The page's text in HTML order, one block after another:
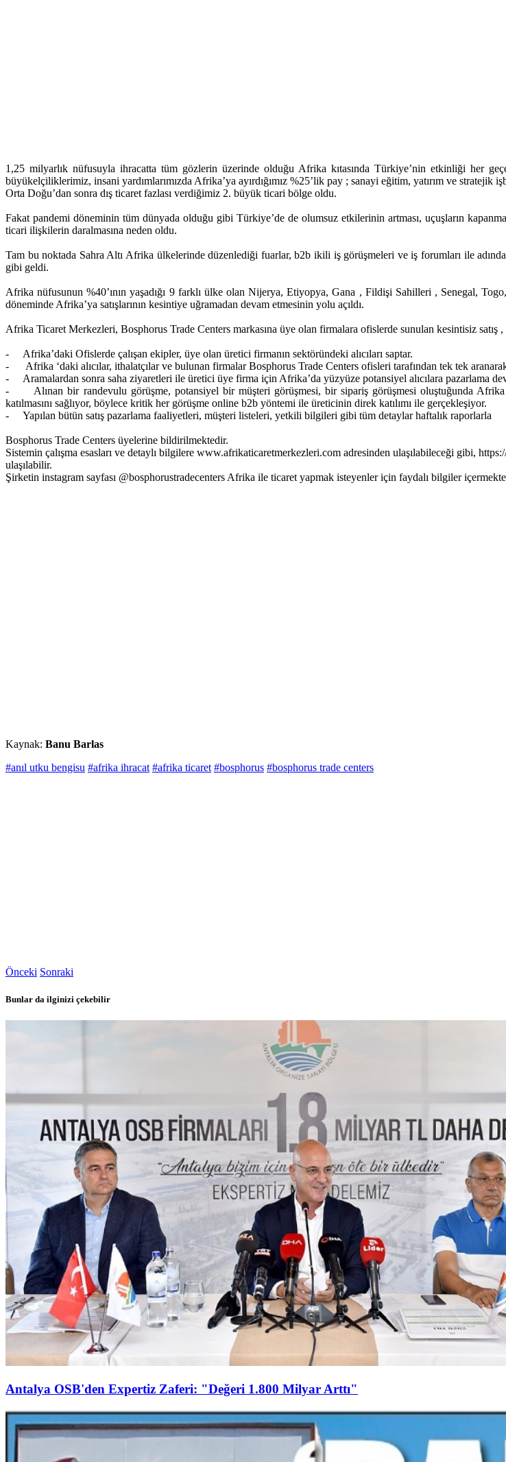
1,25 milyarlık nüfusuyla ihracatta tüm gözlerin üzerinde olduğu Afrika kıtasında Türkiye’nin etkinliği her
büyükelçiliklerimiz, insani yardımlarımızda Afrika’ya ayırdığımız %25’lik pay ; sanayi eğitim, yatırım ve
Orta Doğu’dan sonra dış ticaret fazlası verdiğimiz 2. büyük ticari bölge oldu.
Fakat pandemi döneminin tüm dünyada olduğu gibi Türkiye’de de olumsuz etkilerinin artması, uçuşların
ticari ilişkilerin daralmasına neden oldu.
Tam bu noktada Sahra Altı Afrika ülkelerinde düzenlediği fuarlar, b2b ikili iş görüşmeleri ve iş forumları ile
gibi geldi.
Afrika nüfusunun %40’ının yaşadığı 9 farklı ülke olan Nijerya, Etiyopya, Gana , Fildişi Sahilleri , Senegal,
döneminde Afrika’ya satışlarının kesintiye uğramadan devam etmesinin yolu açıldı.
Afrika Ticaret Merkezleri, Bosphorus Trade Centers markasına üye olan firmalara ofislerde sunulan kesintisiz satış
- Afrika’daki Ofislerde çalışan ekipler, üye olan üretici firmanın sektöründeki alıcıları saptar.
- Afrika ‘daki alıcılar, ithalatçılar ve bulunan firmalar Bosphorus Trade Centers ofisleri tarafından tek tek
- Aramalardan sonra saha ziyaretleri ile üretici üye firma için Afrika’da yüzyüze potansiyel alıcılara pazarlama
- Alınan bir randevulu görüşme, potansiyel bir müşteri görüşmesi, bir sipariş görüşmesi oluştuğunda
katılmasını sağlıyor, böylece kritik her görüşme online b2b yöntemi ile üreticinin direk katılımı ile gerçekleşiyor.
- Yapılan bütün satış pazarlama faaliyetleri, müşteri listeleri, yetkili bilgileri gibi tüm detaylar haftalık raporlarla
Bosphorus Trade Centers üyelerine bildirilmektedir.
Sistemin çalışma esasları ve detaylı bilgilere www.afrikaticaretmerkezleri.com adresinden ulaşılabileceği gibi,
ulaşılabilir.
Şirketin instagram sayfası @bosphorustradecenters Afrika ile ticaret yapmak isteyenler için faydalı bilgiler
Kaynak: Banu Barlas
#anıl utku bengisu #afrika ihracat #afrika ticaret #bosphorus #bosphorus trade centers
Önceki Sonraki
Bunlar da ilginizi çekebilir
Antalya OSB'den Expertiz Zaferi: "Değeri 1.800 Milyar Arttı"